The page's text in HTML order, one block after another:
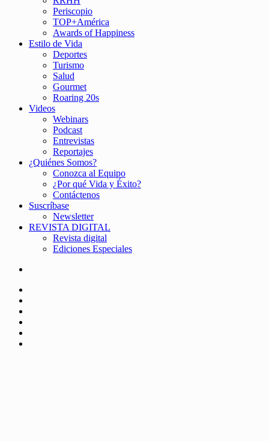
Periscopio
TOP+América
Awards of Happiness
Estilo de Vida
Deportes
Turismo
Salud
Gourmet
Roaring 20s
Videos
Webinars
Podcast
Entrevistas
Reportajes
¿Quiénes Somos?
Conozca al Equipo
¿Por qué Vida y Éxito?
Contáctenos
Suscríbase
Newsletter
REVISTA DIGITAL
Revista digital
Ediciones Especiales